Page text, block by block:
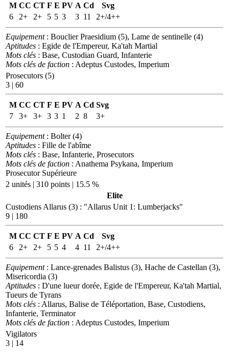
M CC CT F E PV A Cd
Svg
6
2+ 2+ 5 5 3 3 11 2+/4++
Equipement: Bouclier Praesidium (5), Lame de sentinelle (4)
Aptitudes : Egide de l'Empereur, Ka'tah Martial
Mots clés : Base, Custodian Guard, Infanterie
Mots clés de faction : Adeptus Custodes, Imperium
Prosecutors (5)
3 | 60
M CC CT F E PV A Cd Svg
7
3+ 3+ 3 3 1 2 8 3+
Equipement: Bolter (4)
Aptitudes : Fille de l'abîme
Mots clés : Base, Infanterie, Prosecutors
Mots clés de faction : Anathema Psykana, Imperium
Prosecutor Supérieure
2 unités | 310 points | 15.5 %
Elite
Custodiens Allarus (3) : "Allarus Unit 1: Lumberjacks"
9 | 180
M CC CT F E PV A Cd
Svg
6
2+ 2+ 5 5 4 4 11 2+/4++
Equipement: Lance-grenades Balistus (3), Hache de Castellan (3),
Misericordia (3)
Aptitudes : D'une lueur dorée, Egide de l'Empereur, Ka'tah Martial,
Tueurs de Tyrans
Mots clés : Allarus, Balise de Téléportation, Base, Custodiens,
Infanterie, Terminator
Mots clés de faction : Adeptus Custodes, Imperium
Vigilators
3 | 14